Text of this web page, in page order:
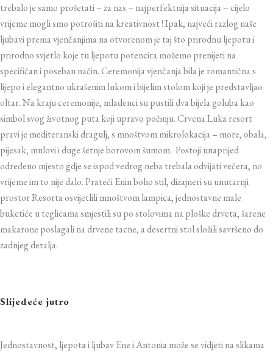
trebalo je samo prošetati – za nas – najperfektnija situacija – cijelo
vrijeme mogli smo potrošiti na kreativnost !Ipak, najveći razlog naše
ljubavi prema vjenčanjima na otvorenom je taj što prirodnu ljepotu i
prirodno svjetlo koje tu ljepotu potencira možemo prenijeti na
specifičan i poseban način.Ceremonija vjenčanja bila je romantična s
lijepo i elegantno ukrašenim lukom i bijelim stolom koji je predstavljao
oltar. Na kraju ceremonije, mladenci su pustili dva bijela goluba kao
simbol svog životnog puta koji upravo počinju. Crvena Luka resort
pravi je mediteranski dragulj,s mnoštvom mikrolokacija – more, obala,
pijesak, mulovi i duge šetnje borovom šumom. Postoji unaprijed
određeno mjesto gdje se ispod vedrog neba trebala odvijati večera, no
vrijeme im to nije dalo. Prateći Enin boho stil, dizajneri su unutarnji
prostor Resorta osvijetlili mnoštvom lampica,jednostavne male
buketiće u teglicama smjestili su po stolovima na ploške drveta, šarene
makarone poslagali na drvene tacne, a desertni stol složili savršeno do
zadnjeg detalja.
Slijedeće jutro
Jednostavnost, ljepota i ljubav Ene i Antonia može se vidjeti na slikama